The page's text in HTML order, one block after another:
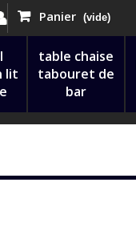
Panier (vide)
lit
table chaise
tabouret de
bar